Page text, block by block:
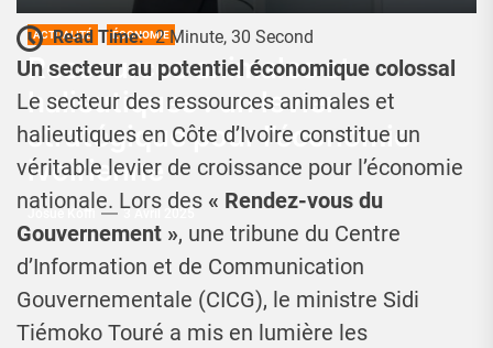
ACTUALITÉ ÉCONOMIE
Ressources animales et
halieutiques : un levier
stratégique pour l’économie
ivoirienne
Read Time: 2 Minute, 30 Second
Un secteur au potentiel économique colossal
Le secteur des ressources animales et
halieutiques en Côte d’Ivoire constitue un
véritable levier de croissance pour l’économie
nationale. Lors des « Rendez-vous du
Gouvernement », une tribune du Centre
d’Information et de Communication
Gouvernementale (CICG), le ministre Sidi
Tiémoko Touré a mis en lumière les